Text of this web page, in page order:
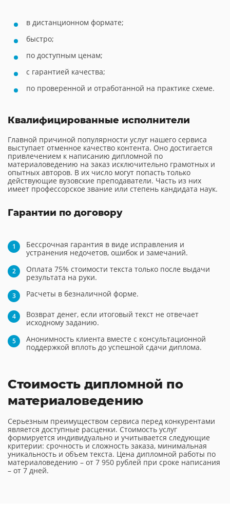
в дистанционном формате;
быстро;
по доступным ценам;
с гарантией качества;
по проверенной и отработанной на практике схеме.
Квалифицированные исполнители
Главной причиной популярности услуг нашего сервиса
выступает отменное качество контента. Оно достигается
привлечением к написанию дипломной по
материаловедению на заказ исключительно грамотных и
опытных авторов. В их число могут попасть только
действующие вузовские преподаватели. Часть из них
имеет профессорское звание или степень кандидата наук.
Гарантии по договору
Бессрочная гарантия в виде исправления и
устранения недочетов, ошибок и замечаний.
Оплата 75% стоимости текста только после выдачи
результата на руки.
Расчеты в безналичной форме.
Возврат денег, если итоговый текст не отвечает
исходному заданию.
Анонимность клиента вместе с консультационной
поддержкой вплоть до успешной сдачи диплома.
Стоимость дипломной по
материаловедению
Серьезным преимуществом сервиса перед конкурентами
является доступные расценки. Стоимость услуг
формируется индивидуально и учитывается следующие
критерии: срочность и сложность заказа, минимальная
уникальность и объем текста. Цена дипломной работы по
материаловедению – от 7 950 рублей при сроке написания
– от 7 дней.